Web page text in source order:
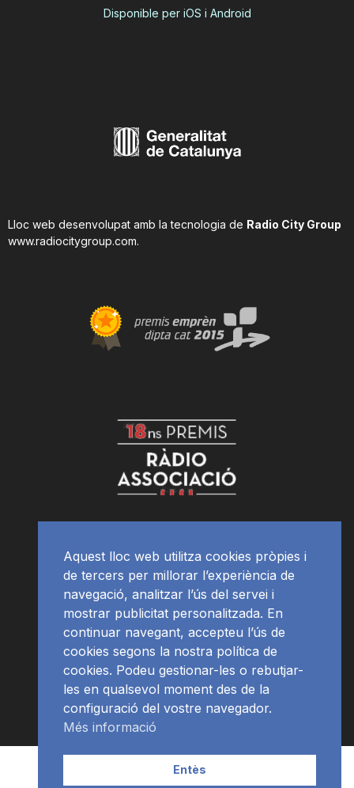
Disponible per iOS i Android
Lloc web desenvolupat amb la tecnologia de Radio City Group
www.radiocitygroup.com.
APP Programació
Aquest lloc web utilitza cookies pròpies i
de tercers per millorar l’experiència de
navegació, analitzar l’ús del servei i
mostrar publicitat personalitzada. En
continuar navegant, accepteu l’ús de
cookies segons la nostra política de
cookies. Podeu gestionar-les o rebutjar-
les en qualsevol moment des de la
configuració del vostre navegador.
Més informació
Entès